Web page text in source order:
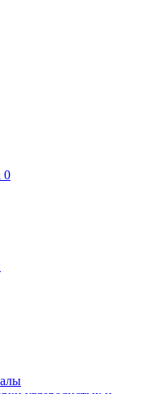
0